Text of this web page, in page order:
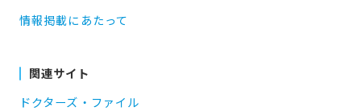
情報掲載にあたって
関連サイト
ドクターズ・ファイル